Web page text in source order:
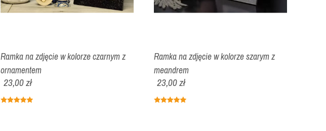
Ramka na zdjęcie w kolorze czarnym z
ornamentem
23,00 zł
Ramka na zdjęcie w kolorze szarym z
meandrem
23,00 zł